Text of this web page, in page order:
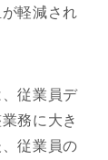
軽減され
従業員デ
務に大き
従業員の